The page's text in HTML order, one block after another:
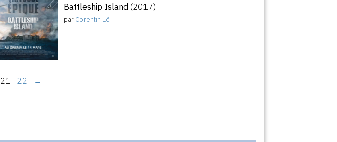
Battleship Island (2017)
par Corentin Lê
21 22 →